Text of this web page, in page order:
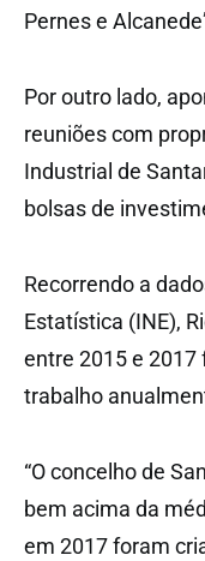
Pernes e
Por outro lado,
reuniões com
Industrial de
bolsas de
Recorrendo a
Estatística (INE),
entre 2015 e 2017
trabalho
“O concelho de
bem acima da
em 2017 foram